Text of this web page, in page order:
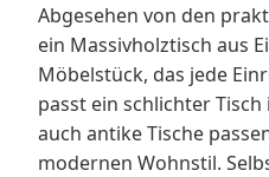
Abgesehen von den
ein Massivholztisch aus
Möbelstück, das jede
passt ein schlichter
auch antike Tische
modernen Wohnstil.